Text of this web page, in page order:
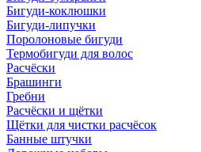
Бигуди-коклюшки
Бигуди-липучки
Поролоновые бигуди
Термобигуди для волос
Расчёски
Брашинги
Гребни
Расчёски и щётки
Щётки для чистки расчёсок
Банные штучки